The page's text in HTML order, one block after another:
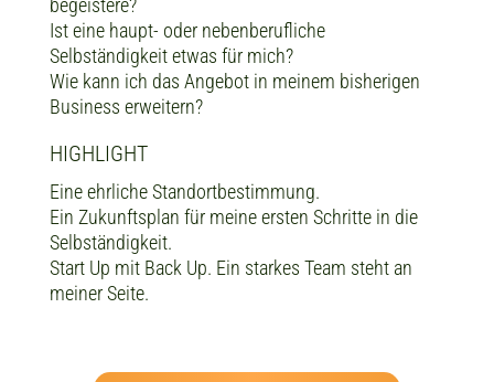
Ist eine haupt- oder nebenberufliche
Selbständigkeit etwas für mich?
Wie kann ich das Angebot in meinem bisherigen
Business erweitern?
HIGHLIGHT
Eine ehrliche Standortbestimmung.
Ein Zukunftsplan für meine ersten Schritte in die
Selbständigkeit.
Start Up mit Back Up. Ein starkes Team steht an
meiner Seite.